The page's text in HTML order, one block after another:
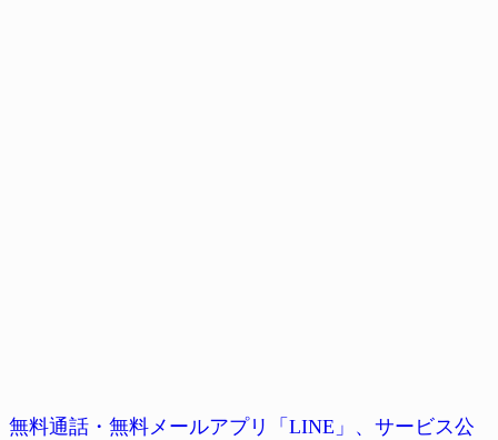
無料通話・無料メールアプリ「LINE」、サービス公